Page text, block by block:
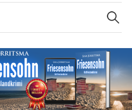
Suchen
nach: